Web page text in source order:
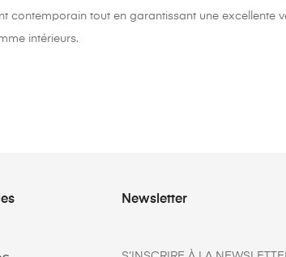
contemporain tout en garantissant une excellente
intérieurs.
Newsletter